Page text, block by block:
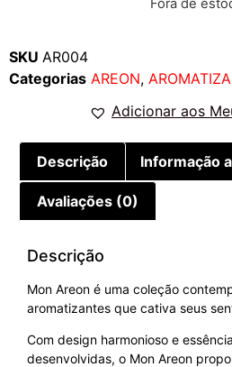
Fora de
SKU AR004
Categorias AREON,
Adicionar aos
Descrição Informação
Avaliações (0)
Descrição
Mon Areon é uma coleção
aromatizantes que cativa seus
Com design harmonioso e
desenvolvidas, o Mon Areon